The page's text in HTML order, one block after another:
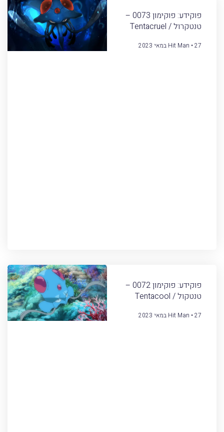
פוקידע: פוקימון 0073 –
טנטקרול / Tentacruel
Hit Man 27 במאי 2023
פוקידע: פוקימון 0072 –
טנטקול / Tentacool
Hit Man 27 במאי 2023